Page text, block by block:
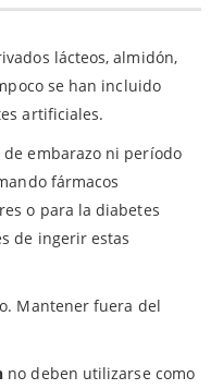
lácteos, almidón,
se han incluido
artificiales.
de embarazo ni período
fármacos
o para la diabetes
de ingerir estas
Mantener fuera del
no deben utilizarse como